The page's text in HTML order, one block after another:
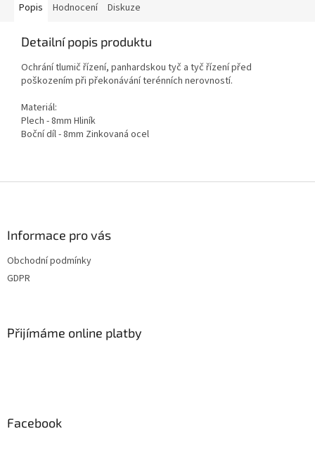
Popis Hodnocení Diskuze
Detailní popis produktu
Ochrání tlumič řízení, panhardskou tyč a tyč řízení před
poškozením při překonávání terénních nerovností.
Materiál:
Plech - 8mm Hliník
Boční díl - 8mm Zinkovaná ocel
Informace pro vás
Obchodní podmínky
GDPR
Přijímáme online platby
Facebook